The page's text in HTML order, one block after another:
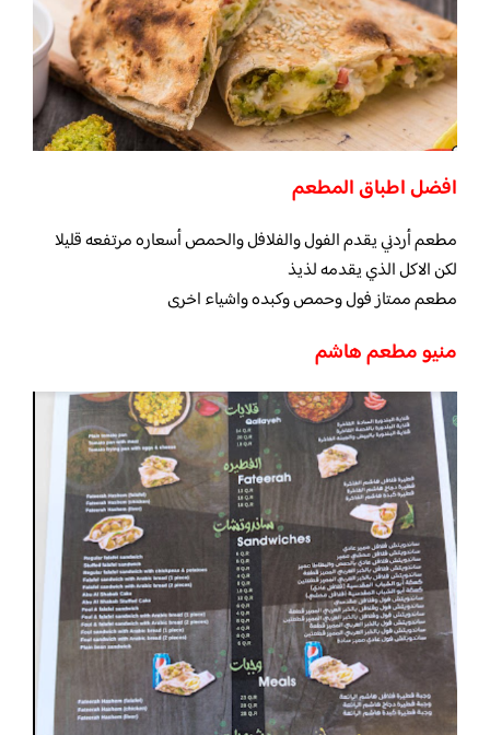
افضل اطباق المطعم
مطعم أردني يقدم الفول والفلافل والحمص أسعاره مرتفعه قليلا
لكن الاكل الذي يقدمه لذيذ
مطعم ممتاز فول وحمص وكبده واشياء اخرى
منيو مطعم هاشم